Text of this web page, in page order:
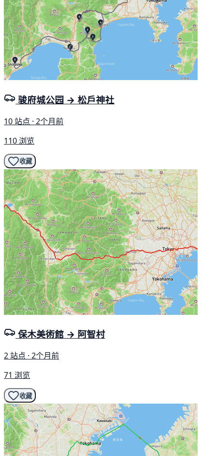
骏府城公园 → 松戶神社
10 站点 · 2个月前
110 浏览
收藏
保木美術館 → 阿智村
2 站点 · 2个月前
71 浏览
收藏